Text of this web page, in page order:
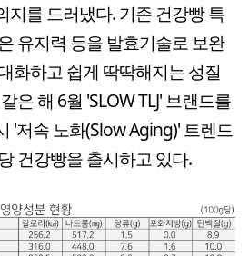
지를 드러냈다. 기존 건강빵 특
유지력 등을 발효기술로 보완
화하고 쉽게 딱딱해지는 성질
은 해 6월 'SLOW TLJ' 브랜드를
'저속 노화(Slow Aging)' 트렌드
건강빵을 출시하고 있다.